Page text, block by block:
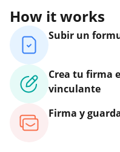
How it works
Subir un
Crea tu firma
vinculante
Firma y